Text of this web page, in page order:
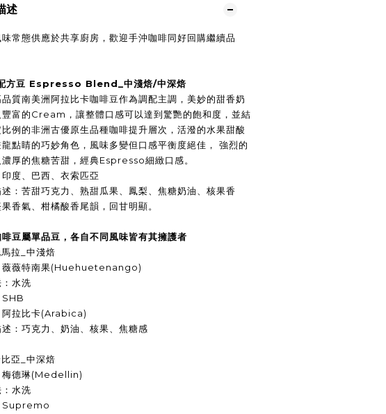
述
味常態供應於共享廚房，歡迎手沖咖啡同好回購繼續品
方豆 Espresso Blend_中淺焙/中深焙
質南美洲阿拉比卡咖啡豆作為調配主調，美妙的甜香奶
豐富的Cream，讓整體口感可以達到驚艷的飽和度，並結
例的非洲古優原生品種咖啡提升層次，活潑的水果甜酸
點睛的巧妙角色，風味多變但口感平衡度絕佳， 強烈的
厚的焦糖苦甜，經典Espresso細緻口感。
印度、巴西、衣索匹亞
述：苦甜巧克力、熟甜瓜果、鳳梨、焦糖奶油、核果香
香氣、柑橘酸香尾韻，回甘明顯。
豆屬單品豆，各自不同風味皆有其擁護者
拉_中淺焙
薇薇特南果(Huehuetenango)
水洗
SHB
阿拉比卡(Arabica)
述：巧克力、奶油、核果、焦糖感
亞_中深焙
梅德琳(Medellin)
水洗
Supremo